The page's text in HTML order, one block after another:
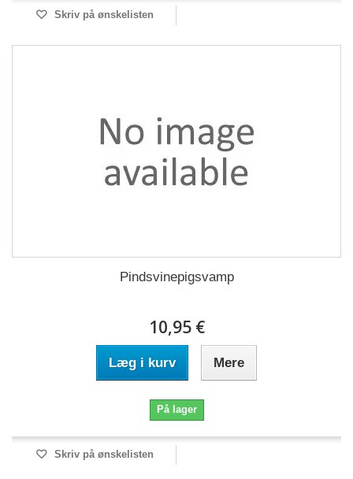
Skriv på ønskelisten
Pindsvinepigsvamp
10,95 €
Læg i kurv Mere
På lager
Skriv på ønskelisten